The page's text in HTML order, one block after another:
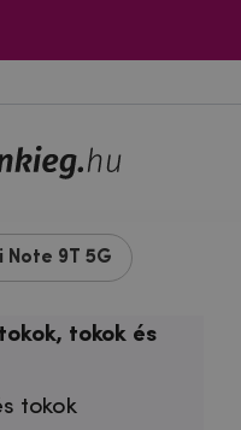
Note 9T 5G
tokok és
tokok